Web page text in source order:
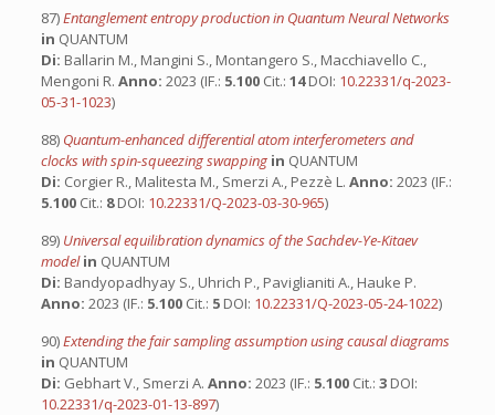
87)Entanglement entropy production in Quantum Neural Networks
in QUANTUM
Di: Ballarin M., Mangini S., Montangero S., Macchiavello C.,
Mengoni R. Anno: 2023 (IF.: 5.100 Cit.: 14DOI: 10.22331/q-2023-
05-31-1023)
88) Quantum-enhanced differential atom interferometers and
clocks with spin-squeezing swapping in QUANTUM
Di: Corgier R., Malitesta M., Smerzi A., Pezzè L. Anno: 2023 (IF.:
5.100 Cit.: 8DOI: 10.22331/Q-2023-03-30-965)
89) Universal equilibration dynamics of the Sachdev-Ye-Kitaev
modelin QUANTUM
Di: Bandyopadhyay S., Uhrich P., Paviglianiti A., Hauke P.
Anno: 2023 (IF.: 5.100 Cit.: 5 DOI: 10.22331/Q-2023-05-24-1022)
90)Extending the fair sampling assumption using causal diagrams
in QUANTUM
Di: Gebhart V., Smerzi A. Anno: 2023 (IF.: 5.100 Cit.: 3 DOI:
10.22331/q-2023-01-13-897)